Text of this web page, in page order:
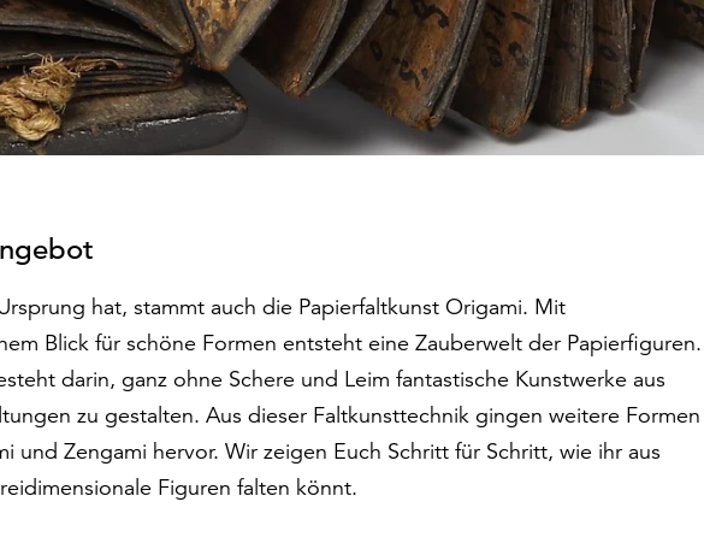
hat, stammt auch die Papierfaltkunst Origami. Mit
Blick für schöne Formen entsteht eine Zauberwelt der Papierfiguren.
darin, ganz ohne Schere und Leim fantastische Kunstwerke aus
zu gestalten. Aus dieser Faltkunsttechnik gingen weitere Formen
und Zengami hervor. Wir zeigen Euch Schritt für Schritt, wie ihr aus
Figuren falten könnt.